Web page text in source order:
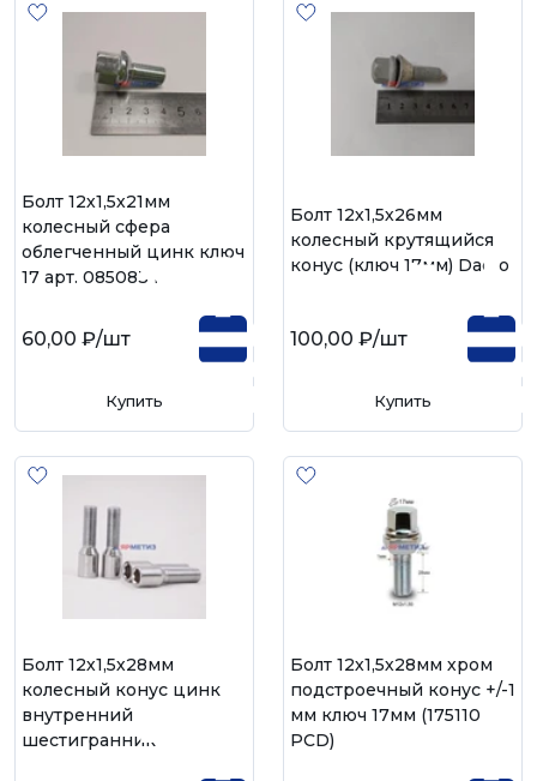
Болт 12х1,5х21мм
колесный сфера
облегченный цинк ключ
17 арт. 085083 L
60,00 ₽/шт
Купить
Болт 12х1,5х26мм
колесный крутящийся
конус (ключ 17мм) Dacro
100,00 ₽/шт
Купить
Болт 12х1,5х28мм
колесный конус цинк
внутренний
шестигранник
Болт 12х1,5х28мм хром
подстроечный конус +/-1
мм ключ 17мм (175110
PCD)